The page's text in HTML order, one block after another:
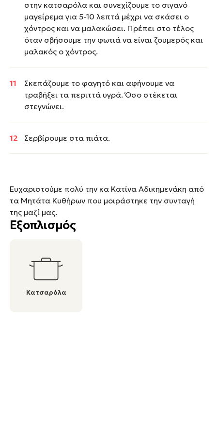
Εξοπλισμός
Κατσαρόλα
στην κατσαρόλα και συνεχίζουμε το σιγανό
μαγείρεμα για 5-10 λεπτά μέχρι να σκάσει ο
χόντρος και να μαλακώσει. Πρέπει στο τέλος
όταν σβήσουμε την φωτιά να είναι ζουμερός και
μαλακός ο χόντρος.
Σκεπάζουμε το φαγητό και αφήνουμε να
τραβήξει τα περιττά υγρά. Όσο στέκεται
στεγνώνει.
Σερβίρουμε στα πιάτα.
Ευχαριστούμε πολύ την κα Κατίνα Αδικημενάκη από
τα Μητάτα Κυθήρων που μοιράστηκε την συνταγή
της μαζί μας.